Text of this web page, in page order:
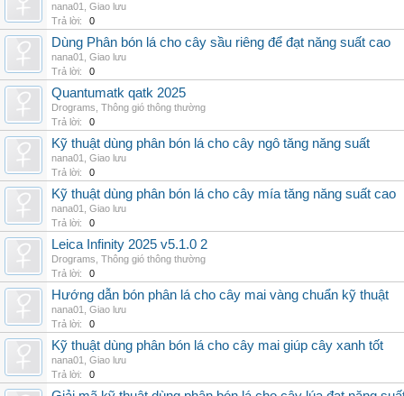
nana01
Giao lưu
Trả lời:
0
Dùng Phân bón lá cho cây sầu riêng để đạt năng suất cao
nana01
Giao lưu
Trả lời:
0
Quantumatk qatk 2025
Drograms Thông gió thông thường
Trả lời:
0
Kỹ thuật dùng phân bón lá cho cây ngô tăng năng suất
nana01
Giao lưu
Trả lời:
0
Kỹ thuật dùng phân bón lá cho cây mía tăng năng suất cao
nana01
Giao lưu
Trả lời:
0
Leica Infinity 2025 v5.1.0 2
Drograms Thông gió thông thường
Trả lời:
0
Hướng dẫn bón phân lá cho cây mai vàng chuẩn kỹ thuật
nana01
Giao lưu
Trả lời:
0
Kỹ thuật dùng phân bón lá cho cây mai giúp cây xanh tốt
nana01
Giao lưu
Trả lời:
0